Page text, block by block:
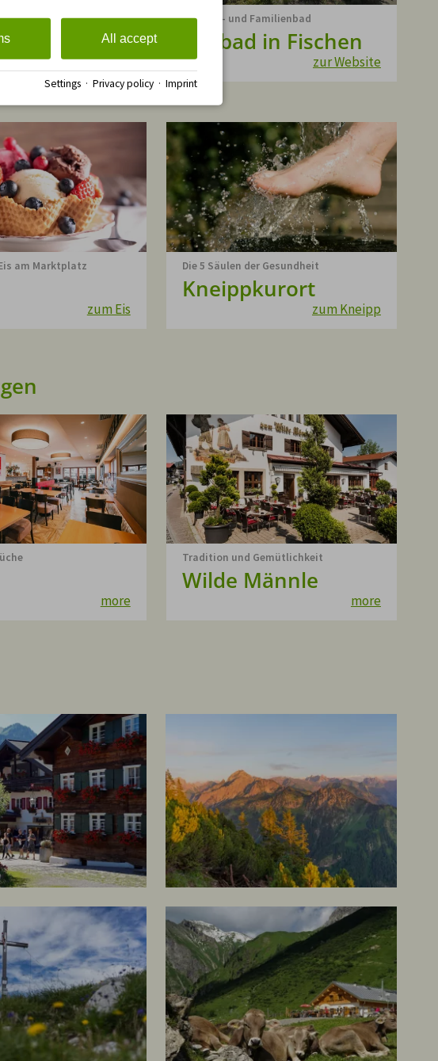
Oberstdorf
zur Website
Erlebnis- und Familienbad
Freibad in Fischen
zur Website
am Marktplatz
zum Eis
Die 5 Säulen der Gesundheit
Kneippkurort
zum Kneipp
more
Tradition und Gemütlichkeit
Wilde Männle
more
All accept
Settings · Privacy policy · Imprint